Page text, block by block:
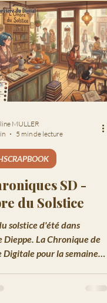
SD -
du Solstice
solstice d'été dans
Dieppe. La Chronique de
Digitale pour la semaine
MULLER
5 min de lecture